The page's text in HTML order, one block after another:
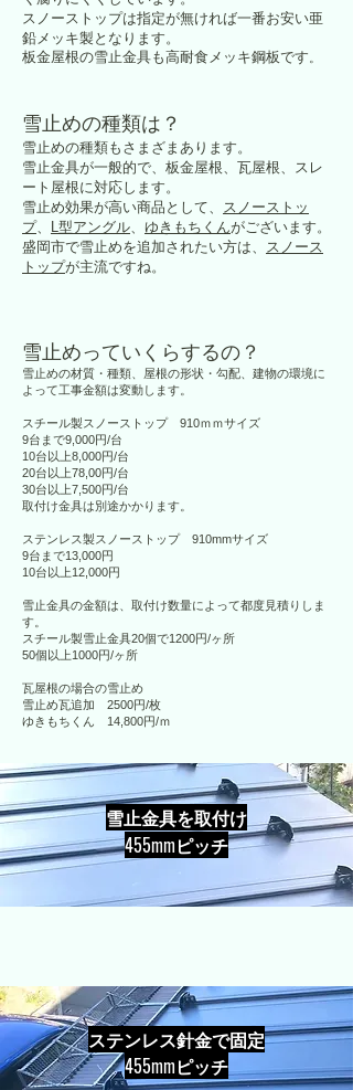
スノーストップは指定が無ければ一番お安い亜
鉛メッキ製となります。
板金屋根の雪止金具も高耐食メッキ鋼板です
雪止めの種類は？
雪止めの種類もさまざまあります。
雪止金具が一般的で、板金屋根、瓦屋根、スレ
ート屋根に対応します。
雪止め効果が高い商品として、
スノーストッ
プ、 L型アングル ゆきもちくんがございます。
盛岡市で雪止めを追加されたい方は、
スノース
トップが主流ですね。
雪止めっていくらするの？
雪止めの材質・種類、屋根の形状・勾配、建物の環境に
よって工事金額は変動します。
スチール製スノーストップ 910ｍｍサイズ
9台まで9,000円/台
10台以上8,000円/台
20台以上78,00円/台
30台以上7,500円/台
取付け金具は別途かかります。
ステンレス製スノーストップ 910mmサイズ
9台まで13,000円
10台以上12,000円
雪止金具の金額は、取付け数量によって都度見積りしま
す。
スチール製雪止金具20個で1200円/ヶ所
50個以上1000円/ヶ所
瓦屋根の場合の雪止め
雪止め瓦追加 2500円/枚
​ゆきもちくん 14,800円/ｍ
雪止金具を取付け
​455mmピッチ
ステンレス針金で固定
​455mmピッチ